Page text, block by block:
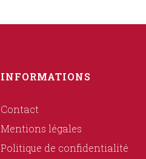
INFORMATIONS
Contact
Mentions légales
Politique de confidentialité